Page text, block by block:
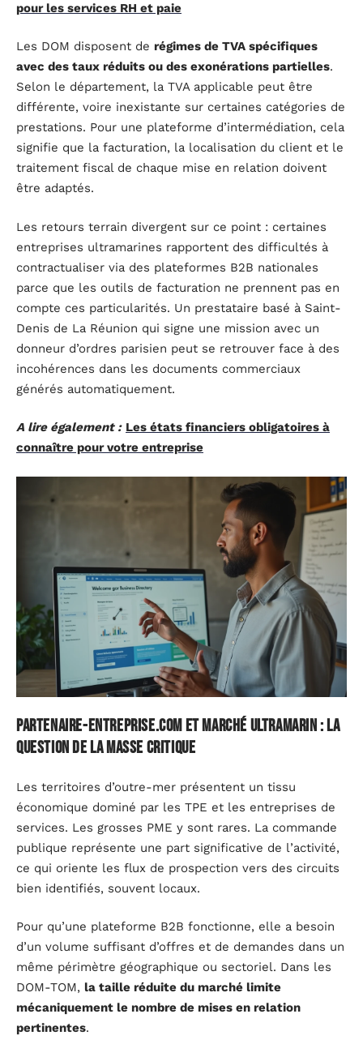
pour les services RH et paie
Les DOM disposent de régimes de TVA spécifiques
avec des taux réduits ou des exonérations partielles.
Selon le département, la TVA applicable peut être
différente, voire inexistante sur certaines catégories de
prestations. Pour une plateforme d’intermédiation, cela
signifie que la facturation, la localisation du client et le
traitement fiscal de chaque mise en relation doivent
être adaptés.
Les retours terrain divergent sur ce point : certaines
entreprises ultramarines rapportent des difficultés à
contractualiser via des plateformes B2B nationales
parce que les outils de facturation ne prennent pas en
compte ces particularités. Un prestataire basé à Saint-
Denis de La Réunion qui signe une mission avec un
donneur d’ordres parisien peut se retrouver face à des
incohérences dans les documents commerciaux
générés automatiquement.
A lire également : Les états financiers obligatoires à
connaître pour votre entreprise
Partenaire-entreprise.com et marché ultramarin : la
question de la masse critique
Les territoires d’outre-mer présentent un tissu
économique dominé par les TPE et les entreprises de
services. Les grosses PME y sont rares. La commande
publique représente une part significative de l’activité,
ce qui oriente les flux de prospection vers des circuits
bien identifiés, souvent locaux.
Pour qu’une plateforme B2B fonctionne, elle a besoin
d’un volume suffisant d’offres et de demandes dans un
même périmètre géographique ou sectoriel. Dans les
DOM-TOM, la taille réduite du marché limite
mécaniquement le nombre de mises en relation
pertinentes.